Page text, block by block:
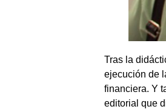
Tras la
ejecución de
financiera. Y
editorial que